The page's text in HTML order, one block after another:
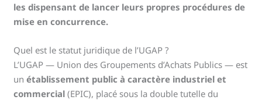
les dispensant de lancer leurs propres procédures de
mise en concurrence.
Quel est le statut juridique de l’UGAP ?
L’UGAP — Union des Groupements d’Achats Publics — est
unétablissement public à caractère industriel et
commercial (EPIC), placé sous la double tutelle du